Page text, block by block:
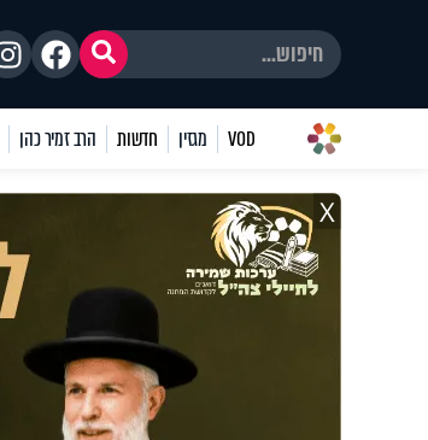
VOD מגזין חדשות הרב זמיר כהן
X